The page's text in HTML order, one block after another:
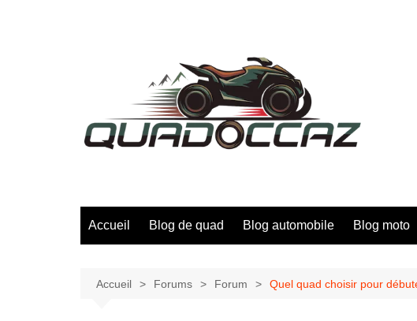
Accueil Blog de quad Blog automobile Blog moto
Accueil Forums Forum Quel quad choisir pour